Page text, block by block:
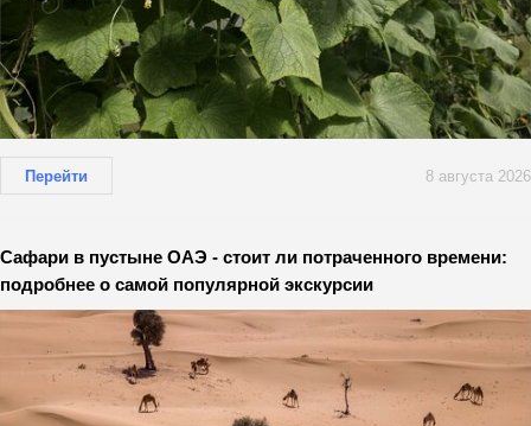
Перейти 8 августа 2026
Сафари в пустыне ОАЭ - стоит ли потраченного времени:
подробнее о самой популярной экскурсии